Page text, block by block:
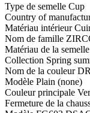
Type de semelle Cup
Country of
Matériau intérieur
Nom de famille
Matériau de la semelle
Collection Spring
Nom de la couleur
Modèle Plain (none)
Couleur principale
Fermeture de la